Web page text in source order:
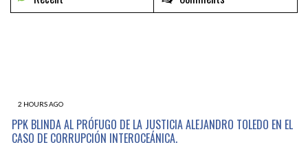
2 HOURS AGO
PPK BLINDA AL PRÓFUGO DE LA JUSTICIA ALEJANDRO TOLEDO EN EL
CASO DE CORRUPCIÓN INTEROCEÁNICA.